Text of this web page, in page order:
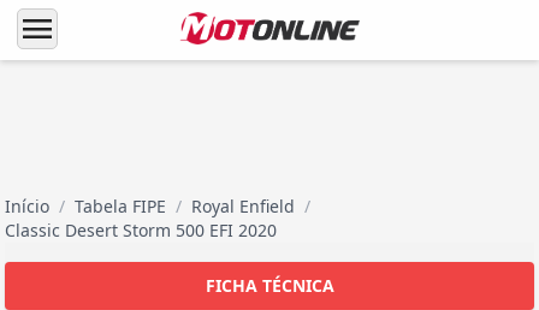
menu
Início / Tabela FIPE / Royal Enfield /
Classic Desert Storm 500 EFI 2020
FICHA TÉCNICA